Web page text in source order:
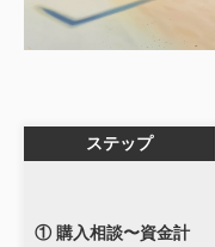
ステップ
① 購入相談〜資金計